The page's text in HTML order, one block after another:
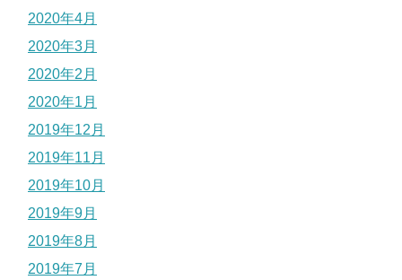
2020年4月
2020年3月
2020年2月
2020年1月
2019年12月
2019年11月
2019年10月
2019年9月
2019年8月
2019年7月